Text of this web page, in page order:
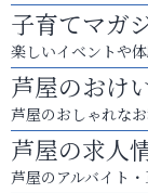
子育てマガ
楽しいイベントや体
芦屋のおけ
芦屋のおしゃれな
芦屋の求人
芦屋のアルバイト